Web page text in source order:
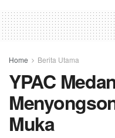
Home Berita Utama
YPAC
Muka